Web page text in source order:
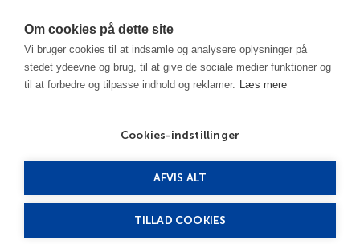
Om cookies på dette site
Vi bruger cookies til at indsamle og analysere oplysninger på
stedet ydeevne og brug, til at give de sociale medier funktioner og
til at forbedre og tilpasse indhold og reklamer. Læs mere
Cookies-indstillinger
AFVIS ALT
TILLAD COOKIES
Tabarka Dar Ismail Tabarka 5*****
Dar Ismail Tabarka